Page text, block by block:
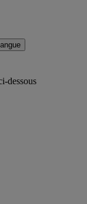
dessous